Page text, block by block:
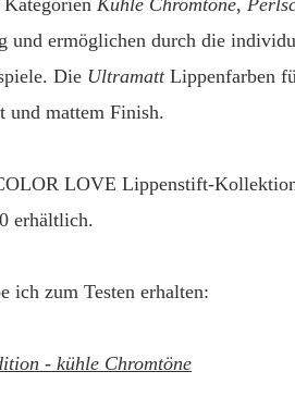
Kühle Chromtöne,
und ermöglichen durch die
Die UltramattLippenfarben
und mattem Finish.
LOVE Lippenstift-
erhältlich.
ich zum Testen erhalten:
- kühle Chromtöne